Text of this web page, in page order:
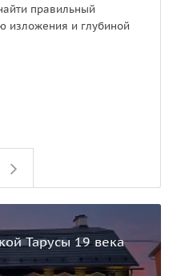
правильный
изложения и глубиной
Тарусы 19 века